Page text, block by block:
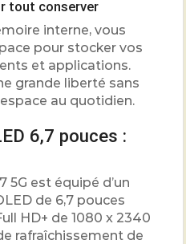
tout conserver
interne, vous
pour stocker vos
et applications.
grande liberté sans
au quotidien.
6,7 pouces :
5G est équipé d’un
de 6,7 pouces
HD+ de 1080 x 2340
rafraîchissement de